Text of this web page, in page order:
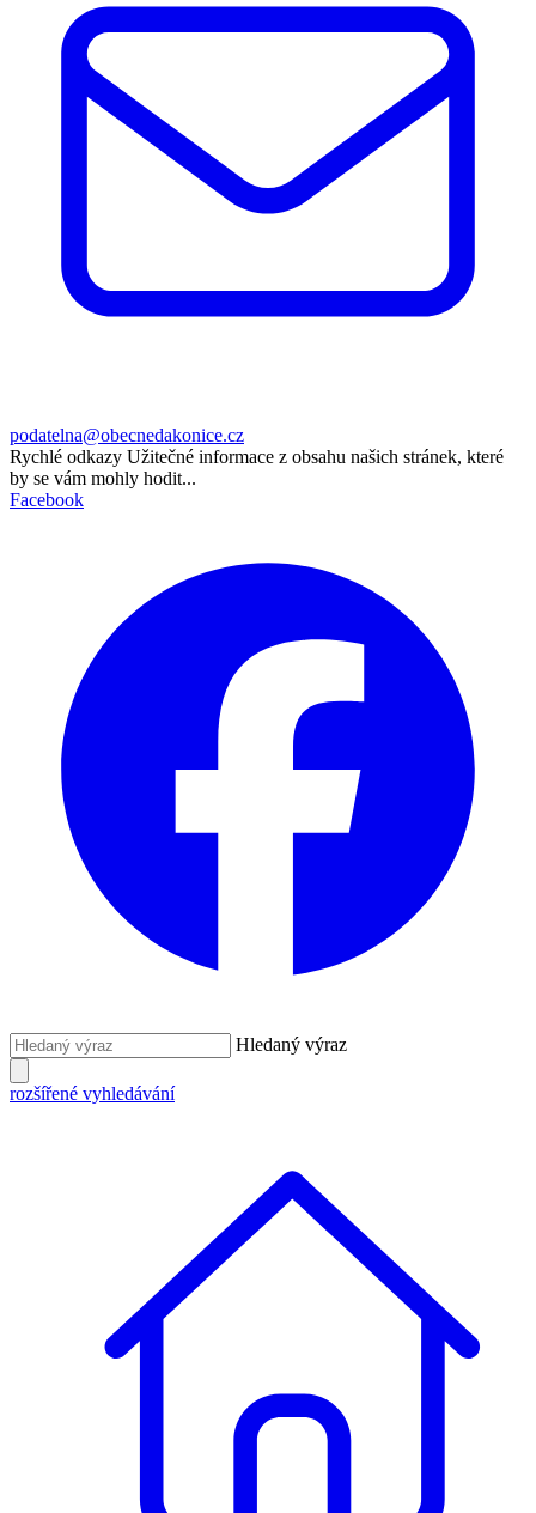
podatelna@obecnedakonice.cz
Rychlé odkazy Užitečné informace z obsahu našich stránek, které
by se vám mohly hodit...
Facebook
Hledaný výraz
rozšířené vyhledávání